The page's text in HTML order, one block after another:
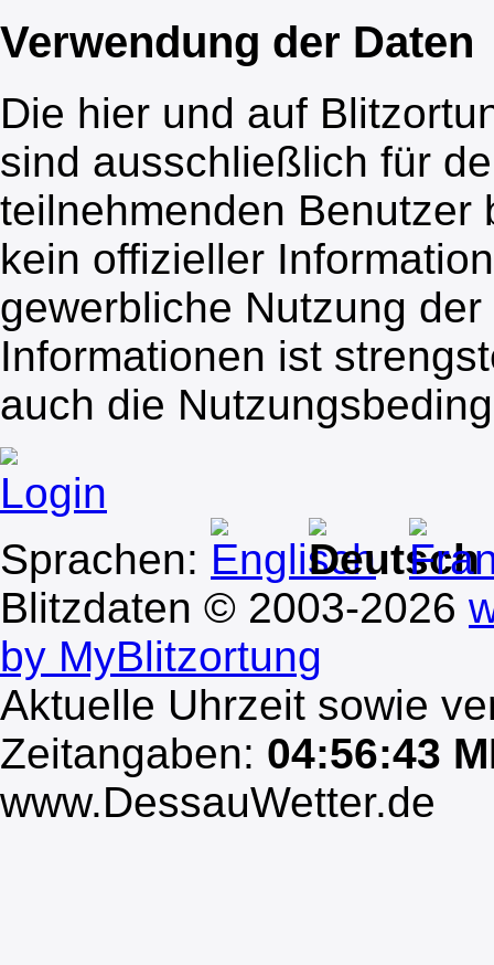
Verwendung der Daten
Die hier und auf
sind ausschließlich für
teilnehmenden Benutzer
kein offizieller
gewerbliche Nutzung
Informationen ist
auch die
Login
Sprachen:
Blitzdaten © 2003-2026
by MyBlitzortung
Aktuelle Uhrzeit sowie
Zeitangaben: 04:56:43
www.DessauWetter.de